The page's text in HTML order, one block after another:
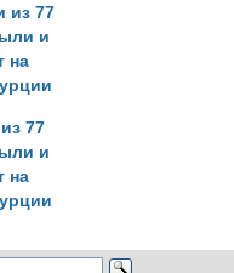
77
и
на